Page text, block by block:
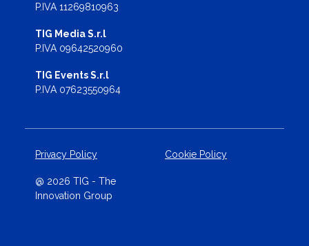
P.IVA 11269810963
TIG Media S.r.l
P.IVA 09642520960
TIG Events S.r.l
P.IVA 07623550964
Privacy Policy Cookie Policy
@ 2026 TIG - The
Innovation Group